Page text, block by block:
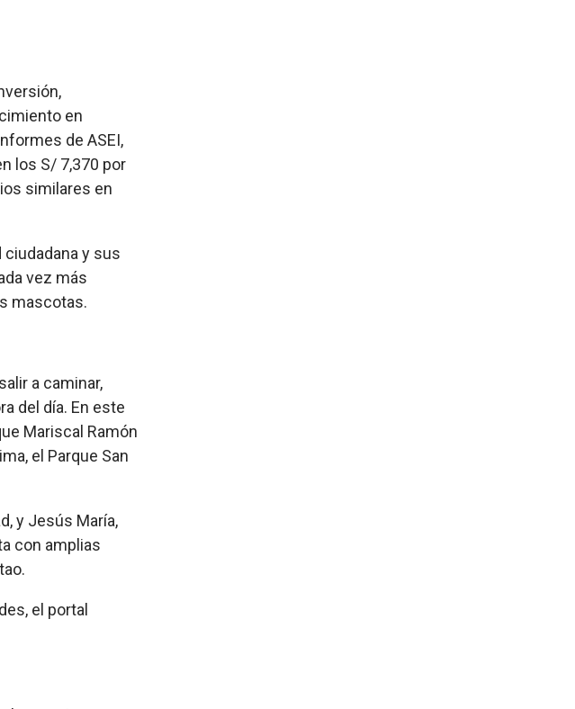
en
de ASEI,
los S/ 7,370 por
similares en
y sus
vez más
mascotas.
a caminar,
del día. En este
Mariscal Ramón
el Parque San
y Jesús María,
con amplias
el portal